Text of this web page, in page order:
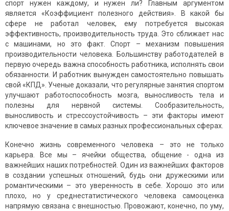
спорт нужен каждому, и нужен ли? Главным аргументом
является «Коэффициент полезного действия». В какой бы
сфере не работал человек, ему потребуется высокая
эффективность, производительность труда. Это сближает нас
с машинами, но это факт. Спорт – механизм повышения
производительности человека. Большинству работодателей в
первую очередь важна способность работника, исполнять свои
обязанности. И работник вынужден самостоятельно повышать
свой «КПД». Ученые доказали, что регулярные занятия спортом
улучшают работоспособность мозга, выносливость тела и
полезны для нервной системы. Сообразительность,
выносливость и стрессоустойчивость – эти факторы имеют
ключевое значение в самых разных профессиональных сферах.
Конечно жизнь современного человека – это не только
карьера. Все мы – ячейки общества, общение - одна из
важнейших наших потребностей. Один из важнейших факторов
в создании успешных отношений, будь они дружескими или
романтическими – это уверенность в себе. Хорошо это или
плохо, но у среднестатистического человека самооценка
напрямую связана с внешностью. Провожают, конечно, по уму,